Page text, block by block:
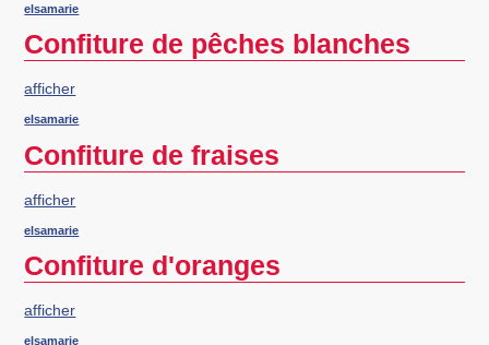
elsamarie
Confiture de pêches blanches
afficher
elsamarie
Confiture de fraises
afficher
elsamarie
Confiture d'oranges
afficher
elsamarie